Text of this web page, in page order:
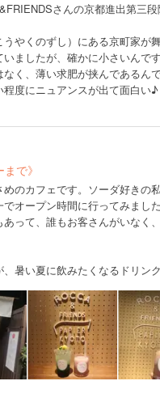
さんの京都進出第三
やくのずし）にある京町家が舞
ましたが、確かに小さいんで
く、薄い求肥が挟んであるんで
度にニュアンスが出て面白い♪
で》
のカフェです。ソーダ好きの
オープン時間に行ってみまし
って、誰もお客さんがいなく
暑い夏に飲みたくなるドリン